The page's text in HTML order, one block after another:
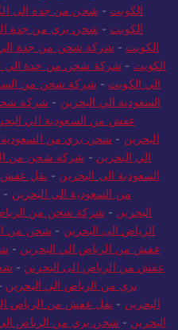
الكويت - شحن من جدة الى
الكويت - شحن بري من جدة
الكويت - شركة شحن من جدة الي
الكويت - شركة شحن من جدة الي
الي الكويت - شركة شحن من
السعودية الي البحرين - شركة
عفش من السعودية الي
البحرين - شحن بري من السعودية
الي البحرين - شركة شحن من
السعودية الى البحرين - نقل عفش
من السعودية الي البحرين -
البحرين - شركة شحن من
الرياض الى البحرين - شحن من
عفش من الرياض الي البحرين -
عفش من الرياض الى البحرين -
بري من الرياض الي البحرين
البحرين - نقل عفش من الرياض
البحرين - شحن بري من الرياض الي